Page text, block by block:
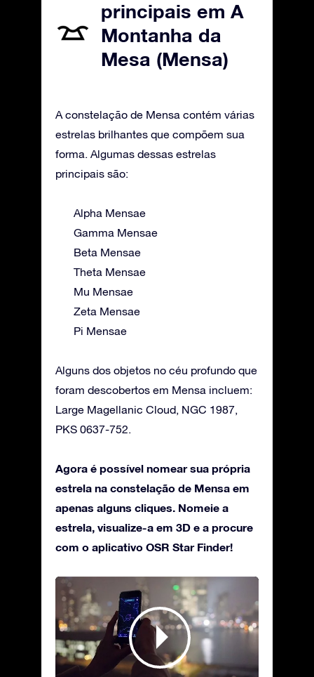
principais em A
Montanha da
Mesa (Mensa)
A constelação de Mensa contém várias
estrelas brilhantes que compõem sua
forma. Algumas dessas estrelas
principais são:
Alpha Mensae
Gamma Mensae
Beta Mensae
Theta Mensae
Mu Mensae
Zeta Mensae
Pi Mensae
Alguns dos objetos no céu profundo que
foram descobertos em Mensa incluem:
Large Magellanic Cloud, NGC 1987,
PKS 0637-752.
Agora é possível nomear sua própria
estrela na constelação de Mensa em
apenas alguns cliques. Nomeie a
estrela, visualize-a em 3D e a procure
com o aplicativo OSR Star Finder!